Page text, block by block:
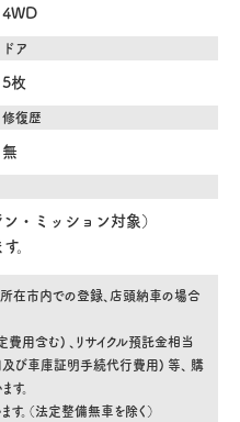
4WD
ドア
5枚
修復歴
無
・ミッション対象）
。
在市内での登録、店頭納車の場合
用含む) 、リサイクル預託金相当
び車庫証明手続代行費用) 等、 購
。
。（法定整備無車を除く）